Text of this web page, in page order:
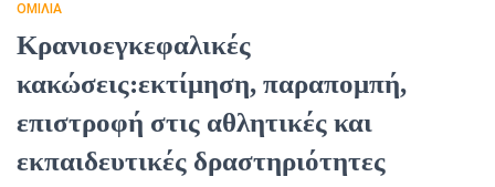
ΟΜΙΛΙΑ
Κρανιοεγκεφαλικές
κακώσεις:εκτίμηση, παραπομπή,
επιστροφή στις αθλητικές και
εκπαιδευτικές δραστηριότητες